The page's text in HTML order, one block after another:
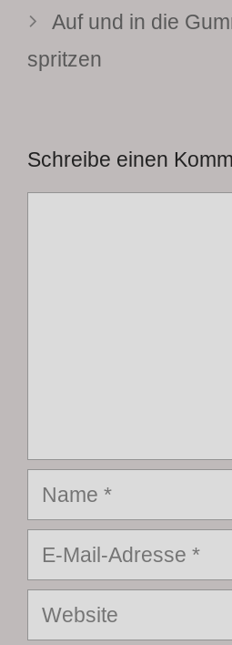
Auf und in die
spritzen
Schreibe einen
Mail-
Adresse